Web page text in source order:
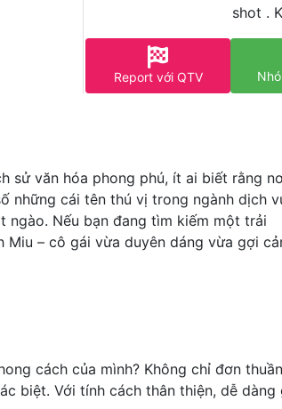
shot .
Report với QTV
sử văn hóa phong phú, ít ai biết rằng
những cái tên thú vị trong ngành dịch
ngào. Nếu bạn đang tìm kiếm một trải
Miu – cô gái vừa duyên dáng vừa gợi
cách của mình? Không chỉ đơn
biệt. Với tính cách thân thiện, dễ dàng